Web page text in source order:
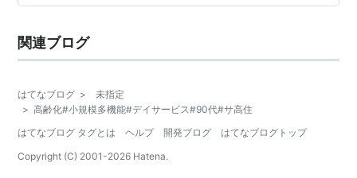
ます。 いまだに仕組みがよく理解できていなくて、自分
あります😅 職員や利用者さんの入れ替わりなどもあり、
利用者さんの情報もなかなか覚えきれません💧
関連ブログ
はてなブログ >
未指定
> 高齢化#小規模多機能#デイサービス#90代#サ高住
はてなブログ タグとは
ヘルプ 開発ブログ
はてなブログトップ
Copyright (C) 2001-2026 Hatena.